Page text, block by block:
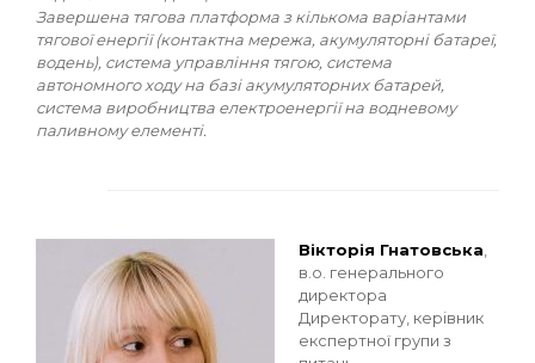
Завершена тягова платформа з кількома варіантами
тягової енергії (контактна мережа, акумуляторні батареї,
водень), система управління тягою, система
автономного ходу на базі акумуляторних батарей,
система виробництва електроенергії на водневому
паливному елементі.
Вікторія Гнатовська
в.о. генерального
директора
Директорату, керівник
експертної групи з